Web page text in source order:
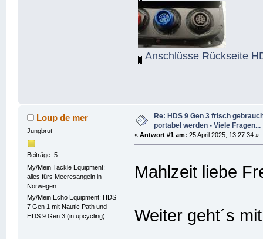
Anschlüsse Rückseite
Loup de mer
Jungbrut
Beiträge: 5
My/Mein Tackle Equipment:
alles fürs Meeresangeln in
Norwegen
My/Mein Echo Equipment: HDS
7 Gen 1 mit Nautic Path und
HDS 9 Gen 3 (in upcycling)
Re: HDS 9 Gen 3 frisch
portabel werden - Viele Fragen...
«Antwort #1 am: 25 April 2025, 13:27:34 »
Mahlzeit liebe
Weiter geht´s